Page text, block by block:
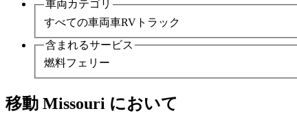
車両カテゴリ
すべての車両車RV トラック
含まれるサービス
燃料フェリー
移動 Missouri において